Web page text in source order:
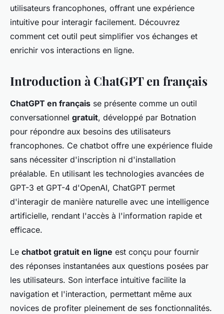
utilisateurs francophones, offrant une expérience
intuitive pour interagir facilement. Découvrez
comment cet outil peut simplifier vos échanges et
enrichir vos interactions en ligne.
Introduction à ChatGPT en français
ChatGPT en français se présente comme un outil
conversationnel gratuit, développé par Botnation
pour répondre aux besoins des utilisateurs
francophones. Ce chatbot offre une expérience fluide
sans nécessiter d'inscription ni d'installation
préalable. En utilisant les technologies avancées de
GPT-3 et GPT-4 d'OpenAI, ChatGPT permet
d'interagir de manière naturelle avec une intelligence
artificielle, rendant l'accès à l'information rapide et
efficace.
Le chatbot gratuit en ligne est conçu pour fournir
des réponses instantanées aux questions posées par
les utilisateurs. Son interface intuitive facilite la
navigation et l'interaction, permettant même aux
novices de profiter pleinement de ses fonctionnalités.